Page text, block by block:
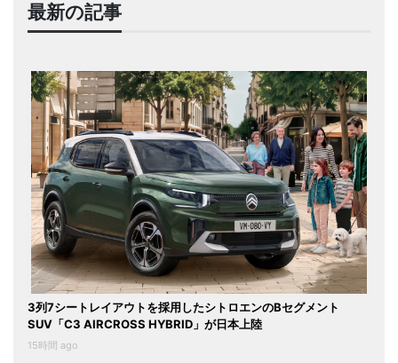
最新の記事
3列7シートレイアウトを採用したシトロエンのBセグメント
SUV「C3 AIRCROSS HYBRID」が日本上陸
15時間 ago